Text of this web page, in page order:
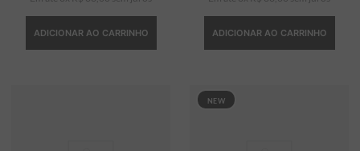
ADICIONAR AO CARRINHO ADICIONAR AO CARRINHO
NEW